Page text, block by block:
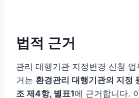
법적 근거
관리 대행기관 지정변경 신청
거는 환경관리 대행기관의 지정
조 제4항, 별표1에 근거합니다.